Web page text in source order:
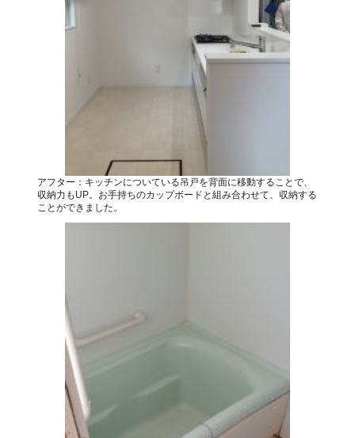
アフター：キッチンについている吊戸を背面に移動することで、
収納力もUP。お手持ちのカップボードと組み合わせて、収納する
ことができました。